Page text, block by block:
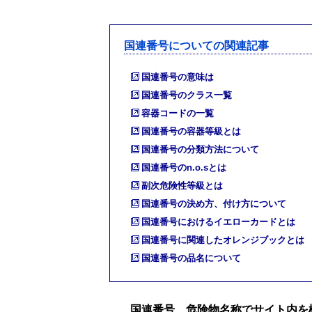
国連番号についての関連記事
国連番号の意味は
国連番号のクラス一覧
容器コードの一覧
国連番号の容器等級とは
国連番号の分類方法について
国連番号のn.o.sとは
副次危険性等級とは
国連番号の決め方、付け方について
国連番号におけるイエローカードとは
国連番号に関連したオレンジブックとは
国連番号の品名について